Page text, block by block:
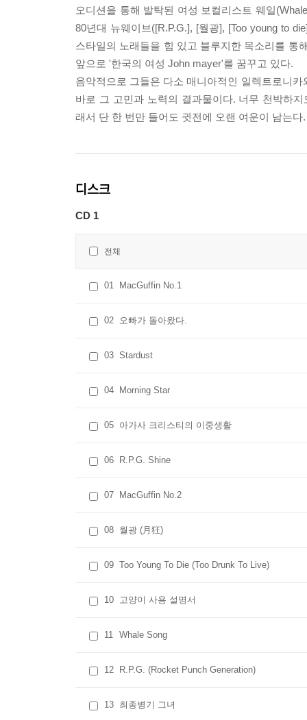
오디션을 통해 발탁된 여성 보컬리스트 웨일
80년대 뉴웨이브([R.P.G.], [월광], [Too young to
스타일의 노래들을 힘 있고 블루지한 목소리를 통
앞으로 '한국의 여성 John mayer'를 꿈꾸고 있다.
음악적으로 그들은 다소 매니아적인 일렉트로니
바로 그 고민과 노력의 결과물이다. 너무 천박하
래서 단 한 번만 들어도 귓전에 오랜 여운이 남는다.
디스크
CD 1
전체
01 MacGuffin No.1
02 오빠가 돌아왔다.
03 Stardust
04 Morning Star
05 아가사 크리스티의 이중생활
06 R.P.G. Shine
07 MacGuffin No.2
08 월광 (月狂)
09 Too Young To Die (Too Drunk To Live)
10 고양이 사용 설명서
11 Whale Song
12 R.P.G. (Rocket Punch Generation)
13 최종병기 그녀